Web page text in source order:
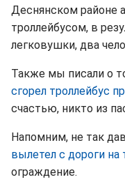
Деснянском районе
троллейбусом, в
легковушки, два
Также мы писали о
сгорел троллейбус
счастью, никто из
Напомним, не так
вылетел с дороги на
ограждение.